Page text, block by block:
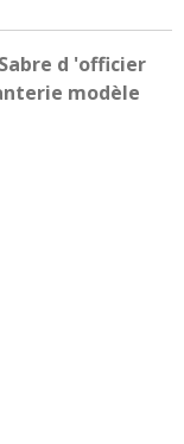
d 'officier
modèle